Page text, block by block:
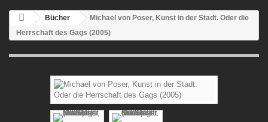
Bücher
Michael von Poser, Kunst in der Stadt. Oder die
Herrschaft des Gags (2005)